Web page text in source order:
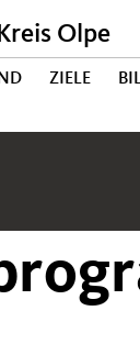
Olpe
ZIELE